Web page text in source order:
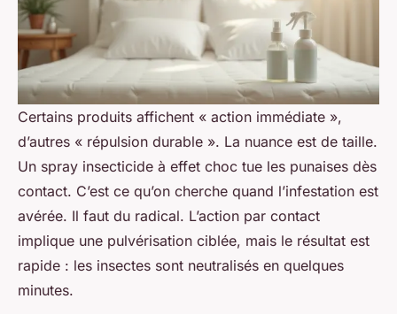
Certains produits affichent « action immédiate »,
d’autres « répulsion durable ». La nuance est de taille.
Un spray insecticide à effet choc tue les punaises dès
contact. C’est ce qu’on cherche quand l’infestation est
avérée. Il faut du radical. L’action par contact
implique une pulvérisation ciblée, mais le résultat est
rapide : les insectes sont neutralisés en quelques
minutes.